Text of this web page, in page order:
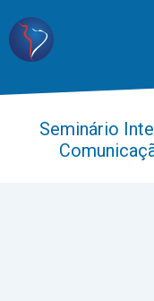
Seminário